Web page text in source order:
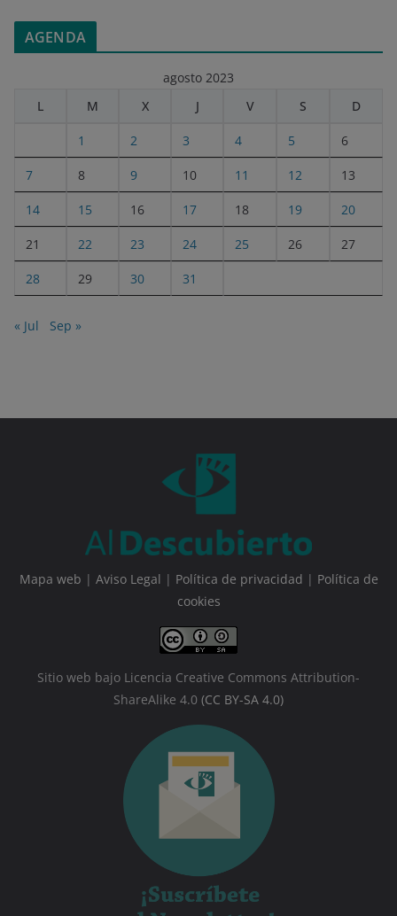
AGENDA
agosto 2023
L
M X J V S D
1 2 3 4 5 6
7 8 9 10 11 12 13
14 15 16 17 18 19 20
21 22 23 24 25 26 27
28 29 30 31
« Jul Sep »
Mapa web | Aviso Legal | Política de privacidad | Política de
cookies
Sitio web bajo Licencia Creative Commons Attribution-
ShareAlike 4.0 (CC BY-SA 4.0)